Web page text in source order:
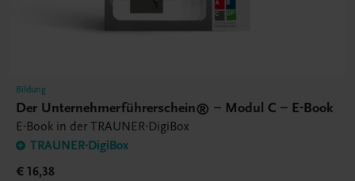
Bildung
Der Unternehmerführerschein® – Modul C – E-Book
E-Book in der TRAUNER-DigiBox
TRAUNER-DigiBox
€ 16,38